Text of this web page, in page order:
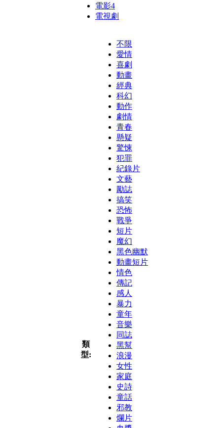
電影4
電視劇
類
型:
不限
愛情
喜劇
動畫
經典
科幻
動作
劇情
青春
懸疑
驚悚
犯罪
紀錄片
文藝
勵誌
搞笑
恐怖
戰爭
短片
魔幻
黑色幽默
動畫短片
情色
傳記
感人
暴力
童年
音樂
同誌
黑幫
浪漫
女性
家庭
史詩
童話
邪教
爛片